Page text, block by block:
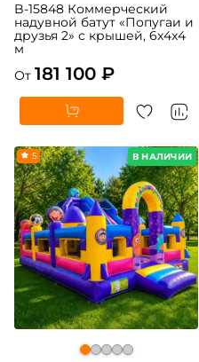
B-15848 Коммерческий
надувной батут «Попугаи и
друзья 2» с крышей, 6x4x4
м
От 181 100 ₽
В НАЛИЧИИ
5